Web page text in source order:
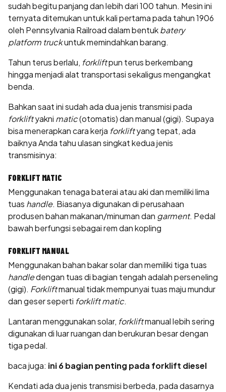
sudah begitu panjang dan lebih dari 100 tahun. Mesin ini
ternyata ditemukan untuk kali pertama pada tahun 1906
oleh Pennsylvania Railroad dalam bentukbatery
platform truckuntuk memindahkan barang.
Tahun terus berlalu, forkliftpun terus berkembang
hingga menjadi alat transportasi sekaligus mengangkat
benda.
Bahkan saat ini sudah ada dua jenis transmisi pada
forkliftyakni matic(otomatis) dan manual (gigi). Supaya
bisa menerapkan cara kerja forkliftyang tepat, ada
baiknya Anda tahu ulasan singkat kedua jenis
transmisinya:
FORKLIFT MATIC
Menggunakan tenaga baterai atau aki dan memiliki lima
tuas handle. Biasanya digunakan di perusahaan
produsen bahan makanan/minuman dan garment. Pedal
bawah berfungsi sebagai rem dan kopling
FORKLIFT MANUAL
Menggunakan bahan bakar solar dan memiliki tiga tuas
handledengan tuas di bagian tengah adalah perseneling
(gigi). Forkliftmanual tidak mempunyai tuas maju mundur
dan geser seperti forklift matic.
Lantaran menggunakan solar, forkliftmanual lebih sering
digunakan di luar ruangan dan berukuran besar dengan
tiga pedal.
baca juga: ini 6 bagian penting pada forklift diesel
Kendati ada dua jenis transmisi berbeda, pada dasarnya